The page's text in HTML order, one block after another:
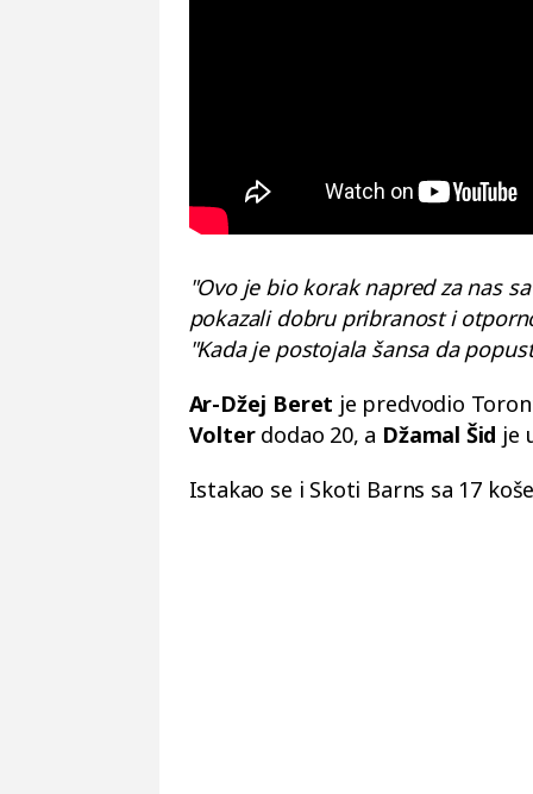
"Ovo je bio korak napred za nas
pokazali dobru pribranost i
"Kada je postojala šansa da
Ar-Džej Beret je predvodio
Volter dodao 20, a Džamal Šid je
Istakao se i Skoti Barns sa 17